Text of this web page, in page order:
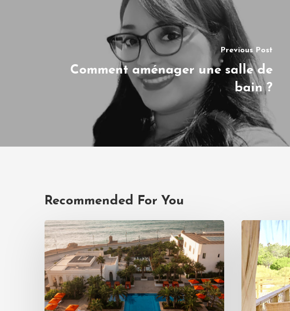
Previous Post
Comment aménager une salle de
bain ?
Recommended For You